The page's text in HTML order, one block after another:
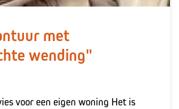
met
wending"
voor een eigen woning Het is